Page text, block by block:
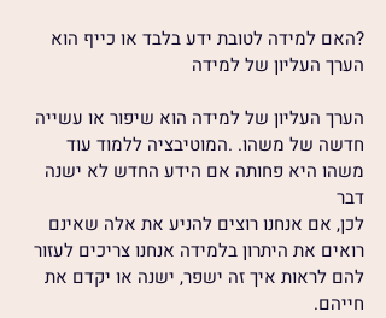
?האם למידה לטובת ידע בלבד או כייף הוא
הערך העליון של למידה
הערך העליון של למידה הוא שיפור או עשייה
חדשה של משהו. .המוטיבציה ללמוד עוד
משהו היא פחותה אם הידע החדש לא ישנה
דבר
לכן, אם אנחנו רוצים להניע את אלה שאינם
רואים את היתרון בלמידה אנחנו צריכים לעזור
להם לראות איך זה ישפר, ישנה או יקדם את
חייהם.